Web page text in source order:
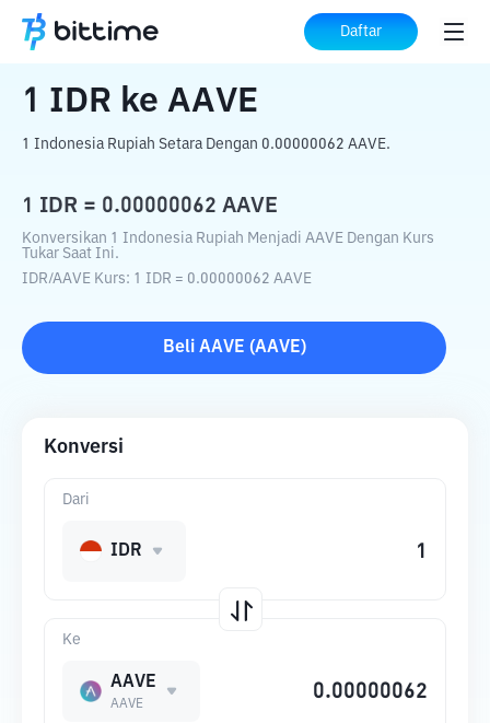
Daftar
Beranda Konverter Kripto ke AAVE
1 IDR ke AAVE
1 Indonesia Rupiah Setara Dengan 0.00000062 AAVE.
1 IDR = 0.00000062 AAVE
Konversikan 1 Indonesia Rupiah Menjadi AAVE Dengan Kurs
Tukar Saat Ini.
IDR/AAVE Kurs: 1 IDR = 0.00000062 AAVE
Beli AAVE (AAVE)
Konversi
Ke
AAVE
AAVE
Dari
IDR